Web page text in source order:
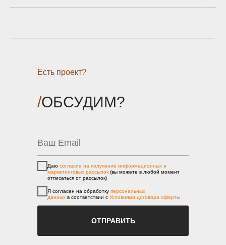
/ОБСУДИМ?
Есть проект?
Даю согласие на получение информационных и
маркетинговых рассылок (вы можете в любой момент
отписаться от рассылок)
Я согласен на обработку персональных
данных в соответствии с Условиями договора оферты
ОТПРАВИТЬ